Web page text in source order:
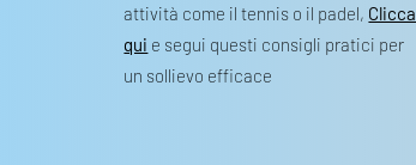
attività come il tennis o il padel, Clicca
qui e segui questi consigli pratici per
un sollievo efficace